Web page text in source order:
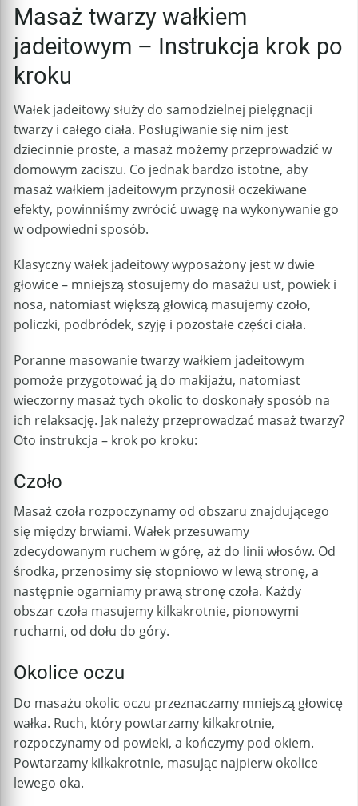
Masaż twarzy wałkiem
jadeitowym – Instrukcja krok po
kroku
Wałek jadeitowy służy do samodzielnej pielęgnacji
twarzy i całego ciała. Posługiwanie się nim jest
dziecinnie proste, a masaż możemy przeprowadzić w
domowym zaciszu. Co jednak bardzo istotne, aby
masaż wałkiem jadeitowym przynosił oczekiwane
efekty, powinniśmy zwrócić uwagę na wykonywanie go
w odpowiedni sposób.
Klasyczny wałek jadeitowy wyposażony jest w dwie
głowice – mniejszą stosujemy do masażu ust, powiek i
nosa, natomiast większą głowicą masujemy czoło,
policzki, podbródek, szyję i pozostałe części ciała.
Poranne masowanie twarzy wałkiem jadeitowym
pomoże przygotować ją do makijażu, natomiast
wieczorny masaż tych okolic to doskonały sposób na
ich relaksację. Jak należy przeprowadzać masaż twarzy?
Oto instrukcja – krok po kroku:
Czoło
Masaż czoła rozpoczynamy od obszaru znajdującego
się między brwiami. Wałek przesuwamy
zdecydowanym ruchem w górę, aż do linii włosów. Od
środka, przenosimy się stopniowo w lewą stronę, a
następnie ogarniamy prawą stronę czoła. Każdy
obszar czoła masujemy kilkakrotnie, pionowymi
ruchami, od dołu do góry.
Okolice oczu
Do masażu okolic oczu przeznaczamy mniejszą głowicę
wałka. Ruch, który powtarzamy kilkakrotnie,
rozpoczynamy od powieki, a kończymy pod okiem.
Powtarzamy kilkakrotnie, masując najpierw okolice
lewego oka.